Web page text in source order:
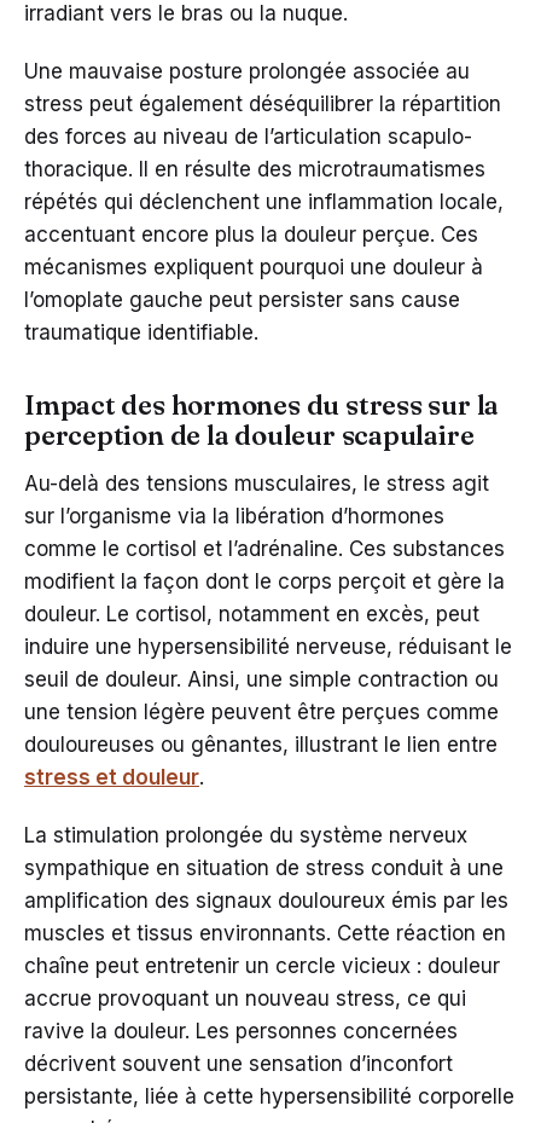
irradiant vers le bras ou la nuque.
Une mauvaise posture prolongée associée au
stress peut également déséquilibrer la répartition
des forces au niveau de l’articulation scapulo-
thoracique. Il en résulte des microtraumatismes
répétés qui déclenchent une inflammation locale,
accentuant encore plus la douleur perçue. Ces
mécanismes expliquent pourquoi une douleur à
l’omoplate gauche peut persister sans cause
traumatique identifiable.
Impact des hormones du stress sur la
perception de la douleur scapulaire
Au-delà des tensions musculaires, le stress agit
sur l’organisme via la libération d’hormones
comme le cortisol et l’adrénaline. Ces substances
modifient la façon dont le corps perçoit et gère la
douleur. Le cortisol, notamment en excès, peut
induire une hypersensibilité nerveuse, réduisant le
seuil de douleur. Ainsi, une simple contraction ou
une tension légère peuvent être perçues comme
douloureuses ou gênantes, illustrant le lien entre
stress et douleur.
La stimulation prolongée du système nerveux
sympathique en situation de stress conduit à une
amplification des signaux douloureux émis par les
muscles et tissus environnants. Cette réaction en
chaîne peut entretenir un cercle vicieux : douleur
accrue provoquant un nouveau stress, ce qui
ravive la douleur. Les personnes concernées
décrivent souvent une sensation d’inconfort
persistante, liée à cette hypersensibilité corporelle